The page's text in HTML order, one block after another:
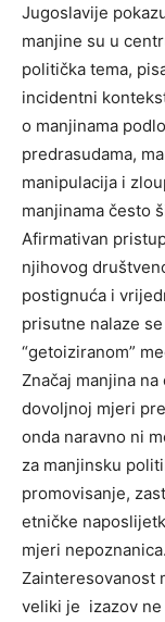
Jugoslavije
manjine su u
politička tema,
incidentni
o manjinama
predrasudama,
manipulacija i
manjinama često
Afirmativan
njihovog
postignuća i
prisutne nalaze
“getoiziranom”
Značaj manjina
dovoljnoj mjeri
onda naravno ni
za manjinsku
promovisanje,
etničke
mjeri nepoznanica.
Zainteresovanost
veliki je izazov